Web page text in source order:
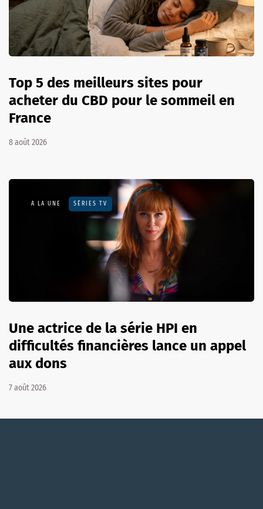
Top 5 des meilleurs sites pour
acheter du CBD pour le sommeil en
France
8 août 2026
A LA UNE SÉRIES TV
Une actrice de la série HPI en
difficultés financières lance un appel
aux dons
7 août 2026